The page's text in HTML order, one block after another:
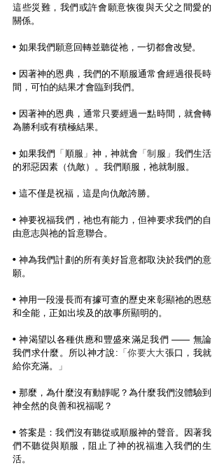
這些災難，我們或許會願意恢復與天父之間愛的
關係。
• 如果我們願意回轉並聽從祂，一切都會改變。
• 因著神的恩典，我們的不順服通常會經過很長時
間，可怕的結果才會臨到我們。
• 因著神的恩典，通常只要經過一點時間，就會轉
為勝利或有積極結果。
• 如果我們 「 順服 」 神，神就會 「制 服 」 我們生活
的邪惡因素（仇敵）。我們順服，祂就制服。
• 這不僅是祝福，這是向仇敵誇勝。
• 神要祝福我們，祂也有能力，但神要求我們的自
由意志與祂的旨意聯合。
• 神為我們計劃的所有美好旨意都取決於我們的意
願。
• 神用一段漫長而有據可查的歷史來彰顯祂的恩慈
和全能，正如出埃及的故事所顯明的。
• 神渴望以各種供應和豐盛來滿足我們 —— 無論
我們求什麼。所以神才說: 「你要大大張口，我就
給你充滿。
」
• 那麼，為什麼沒有動靜呢？為什麼我們沒體驗到
神全然的良善和祝福呢？
• 答案是：我們沒有聽從或順服神的聲音。因著我
們不聽從與順服，阻止了神的祝福進入我們的生
活。